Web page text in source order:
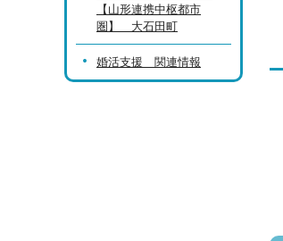
【山形連携中枢都市
圏】 大石田町
婚活支援 関連情報